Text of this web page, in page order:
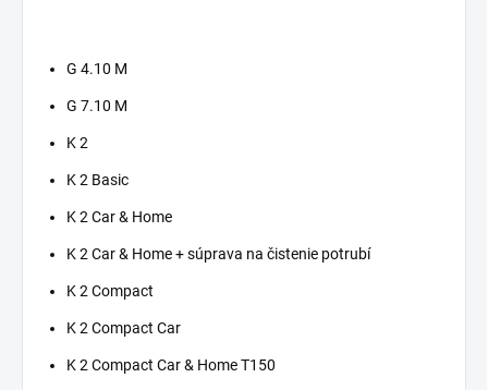
G 4.10 M
G 7.10 M
K 2
K 2 Basic
K 2 Car & Home
K 2 Car & Home + súprava na čistenie potrubí
K 2 Compact
K 2 Compact Car
K 2 Compact Car & Home T150